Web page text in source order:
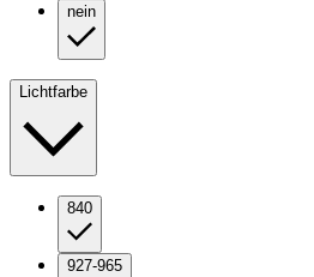
nein
Lichtfarbe
840
927-965